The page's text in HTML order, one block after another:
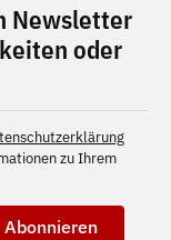
Newsletter
oder
zu Ihrem
Abonnieren